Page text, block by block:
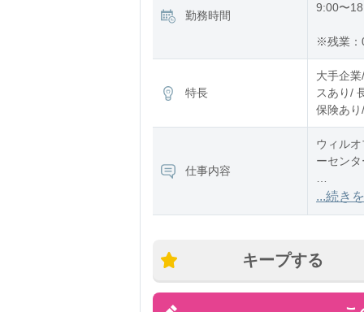
勤務時間
9:00〜
※残業：
特長
大手企
スあり/
保険あ
仕事内容
ウィル
ーセン
▼配属
...続き
キープする